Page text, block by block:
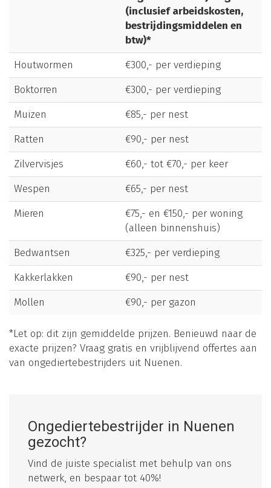
(inclusief arbeidskosten,
bestrijdingsmiddelen en
btw)*
Houtwormen
€300,- per verdieping
Boktorren
€300,- per verdieping
Muizen
€85,- per nest
Ratten
€90,- per nest
Zilvervisjes
€60,- tot €70,- per keer
Wespen
€65,- per nest
Mieren
€75,- en €150,- per woning
(alleen binnenshuis)
Bedwantsen
€325,- per verdieping
Kakkerlakken
€90,- per nest
Mollen
€90,- per gazon
*Let op: dit zijn gemiddelde prijzen. Benieuwd naar de
exacte prijzen? Vraag gratis en vrijblijvend offertes aan
van ongediertebestrijders uit Nuenen.
Ongediertebestrijder in Nuenen
gezocht?
Vind de juiste specialist met behulp van ons
netwerk, en bespaar tot 40%!